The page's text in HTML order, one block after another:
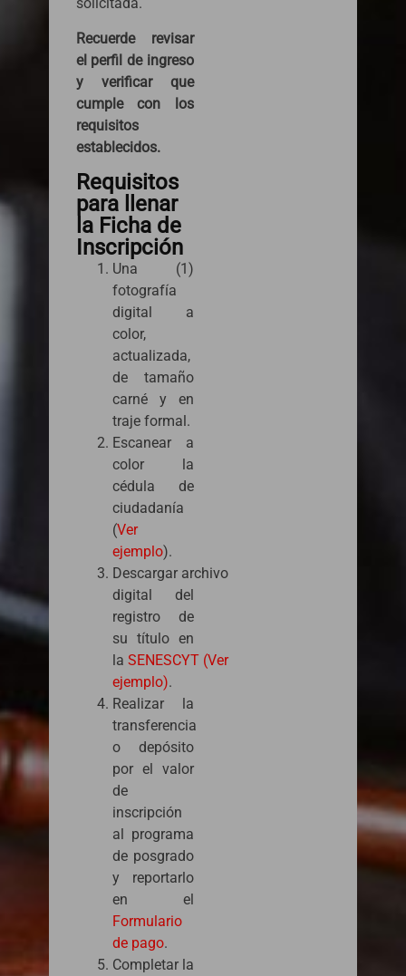
Recuerde revisar
el perfil de ingreso
y verificar que
cumple con los
requisitos
establecidos.
Requisitos
para llenar
la Ficha de
Inscripción
Una (1)
fotografía
digital a
color,
actualizada,
de tamaño
carné y en
traje formal.
Escanear a
color la
cédula de
ciudadanía
(Ver
ejemplo).
Descargar archivo
digital del
registro de
su título en
la SENESCYT (Ver
ejemplo).
Realizar la
transferencia
o depósito
por el valor
de
inscripción
al programa
de posgrado
y reportarlo
en el
Formulario
de pago.
Completar la